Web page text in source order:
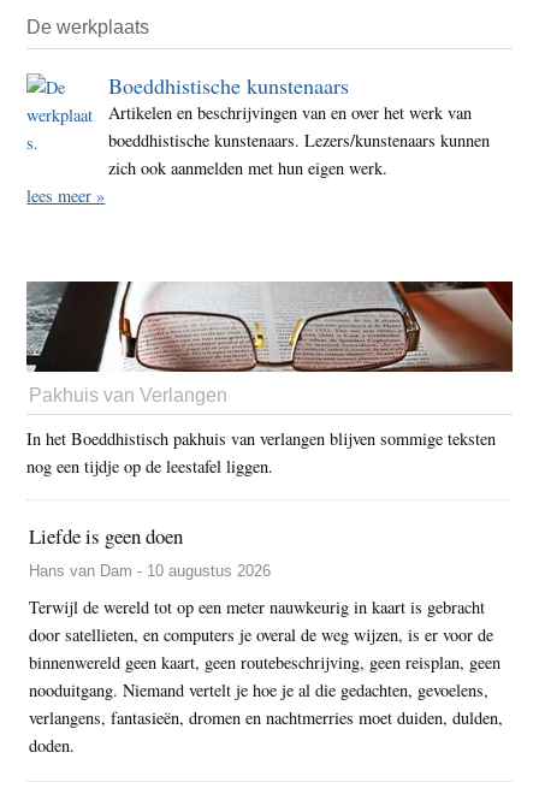
De werkplaats
Boeddhistische kunstenaars
Artikelen en beschrijvingen van en over het werk van
boeddhistische kunstenaars. Lezers/kunstenaars kunnen
zich ook aanmelden met hun eigen werk.
lees meer »
Pakhuis van Verlangen
In het Boeddhistisch pakhuis van verlangen blijven sommige teksten
nog een tijdje op de leestafel liggen.
Liefde is geen doen
Hans van Dam - 10 augustus 2026
Terwijl de wereld tot op een meter nauwkeurig in kaart is gebracht
door satellieten, en computers je overal de weg wijzen, is er voor de
binnenwereld geen kaart, geen routebeschrijving, geen reisplan, geen
nooduitgang. Niemand vertelt je hoe je al die gedachten, gevoelens,
verlangens, fantasieën, dromen en nachtmerries moet duiden, dulden,
doden.